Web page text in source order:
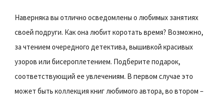
Наверняка вы отлично осведомлены о любимых занятиях
своей подруги. Как она любит коротать время? Возможно,
за чтением очередного детектива, вышивкой красивых
узоров или бисероплетением. Подберите подарок,
соответствующий ее увлечениям. В первом случае это
может быть коллекция книг любимого автора, во втором –